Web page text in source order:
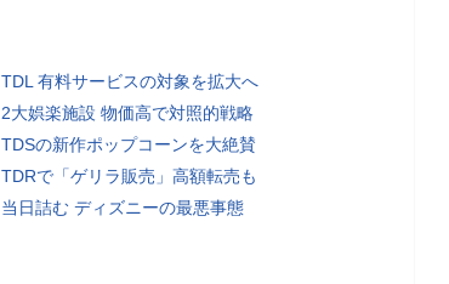
TDL 有料サービスの対象を拡大へ
2大娯楽施設 物価高で対照的戦略
TDSの新作ポップコーンを大絶賛
TDRで「ゲリラ販売」高額転売も
当日詰む ディズニーの最悪事態